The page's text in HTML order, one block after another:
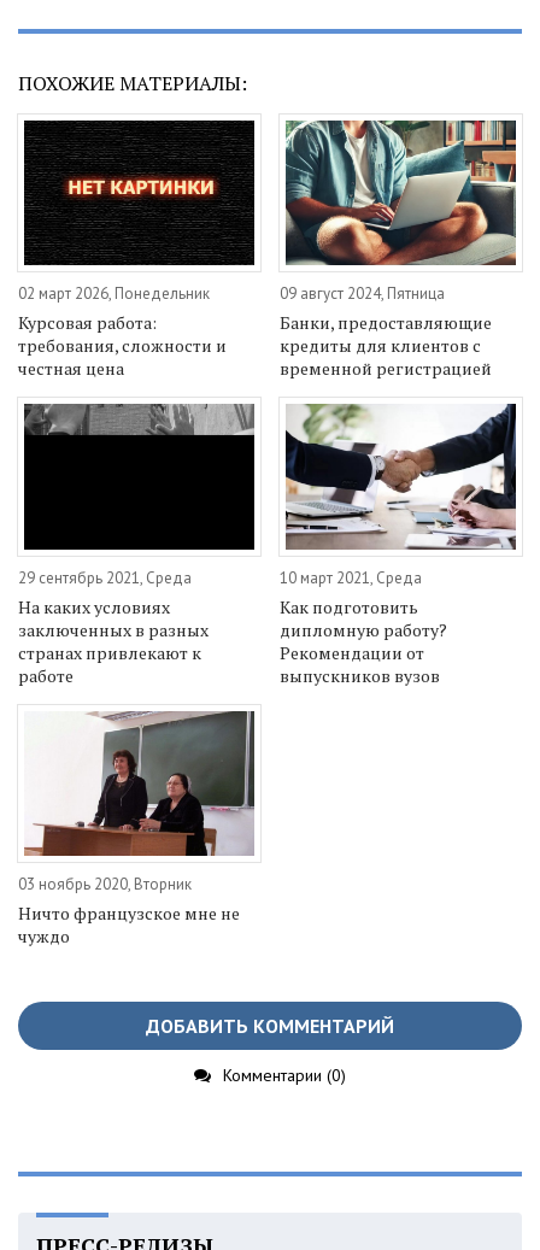
ПОХОЖИЕ МАТЕРИАЛЫ:
02 март 2026, Понедельник
Курсовая работа:
требования, сложности и
честная цена
09 август 2024, Пятница
Банки, предоставляющие
кредиты для клиентов с
временной регистрацией
29 сентябрь 2021, Среда
На каких условиях
заключенных в разных
странах привлекают к
работе
10 март 2021, Среда
Как подготовить
дипломную работу?
Рекомендации от
выпускников вузов
03 ноябрь 2020, Вторник
Ничто французское мне не
чуждо
ДОБАВИТЬ КОММЕНТАРИЙ
Комментарии (0)